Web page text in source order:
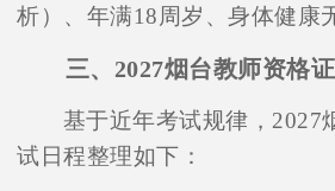
析）、年满18周岁、身体健康
三、2027烟台教师资格
基于近年考试规律，2027
试日程整理如下：